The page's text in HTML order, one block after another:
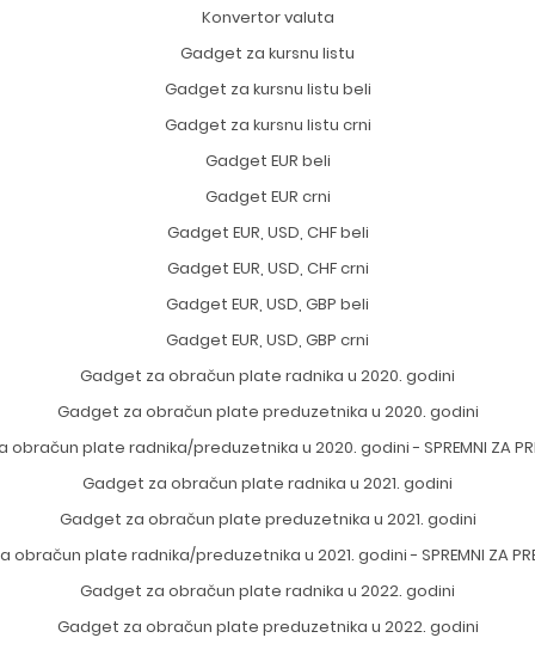
Konvertor valuta
Gadget za kursnu listu
Gadget za kursnu listu beli
Gadget za kursnu listu crni
Gadget EUR beli
Gadget EUR crni
Gadget EUR, USD, CHF beli
Gadget EUR, USD, CHF crni
Gadget EUR, USD, GBP beli
Gadget EUR, USD, GBP crni
Gadget za obračun plate radnika u 2020. godini
Gadget za obračun plate preduzetnika u 2020. godini
plate radnika/preduzetnika u 2020. godini - SPREMNI ZA
Gadget za obračun plate radnika u 2021. godini
Gadget za obračun plate preduzetnika u 2021. godini
obračun plate radnika/preduzetnika u 2021. godini - SPREMNI ZA
Gadget za obračun plate radnika u 2022. godini
Gadget za obračun plate preduzetnika u 2022. godini